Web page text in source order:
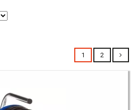
1 2